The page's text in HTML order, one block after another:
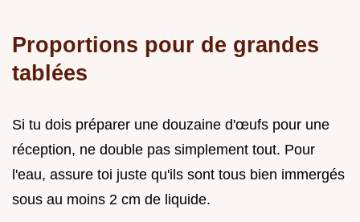
Proportions pour de grandes
tablées
Si tu dois préparer une douzaine d'œufs pour une
réception, ne double pas simplement tout. Pour
l'eau, assure toi juste qu'ils sont tous bien immergés
sous au moins 2 cm de liquide.